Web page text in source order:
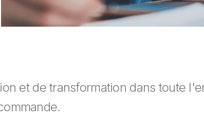
et de transformation dans toute